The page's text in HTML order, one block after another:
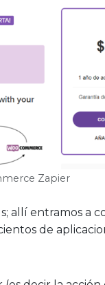
Zapier
allí entramos a
de